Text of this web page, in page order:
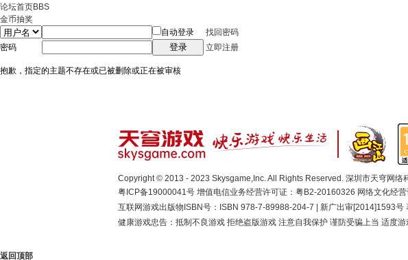
论坛首页BBS
金币抽奖
自动登录
找回密码
密码
登录 立即注册
抱歉，指定的主题不存在或已被删除或正在被审核
Copyright © 2013 - 2023 Skysgame,Inc. All Rights Reserved. 深圳市天穹网络
粤ICP备19000041号 增值电信业务经营许可证：粤B2-20160326 网络文化经营
互联网游戏出版物ISBN号：ISBN 978-7-89988-204-7 | 新广出审[2014]1593
健康游戏忠告：抵制不良游戏 拒绝盗版游戏 注意自我保护 谨防受骗上当 适度
返回顶部